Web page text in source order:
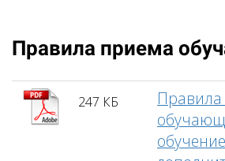
Правила приема
247 КБ